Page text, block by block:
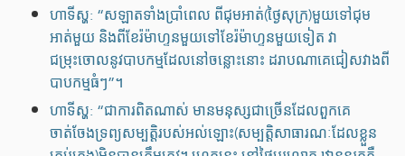
ហាទីស្ហ: “សឡាតទាំងប្រាំពេល ពីជុមអាត់(ថ្ងៃសុក្រ)មួយទៅជុម
អាត់មួយ និងពីខែរ៉ម៉ាហ្ទនមួយទៅខែរ៉ម៉ាហ្ទនមួយទៀត វា
ជម្រុះចោលនូវបាបកម្មដែលនៅចន្លោះនោះ ដរាបណាគេជៀសវាងពី
បាបកម្មធំៗ”។
ហាទីស្ហ: “ជាការពិតណាស់ មានមនុស្សជាច្រើនដែលពួកគេ
ចាត់ចែងទ្រព្យសម្បត្ដិរបស់អល់ឡោះ(សម្បត្តិសាធារណៈដែលខ្លួន